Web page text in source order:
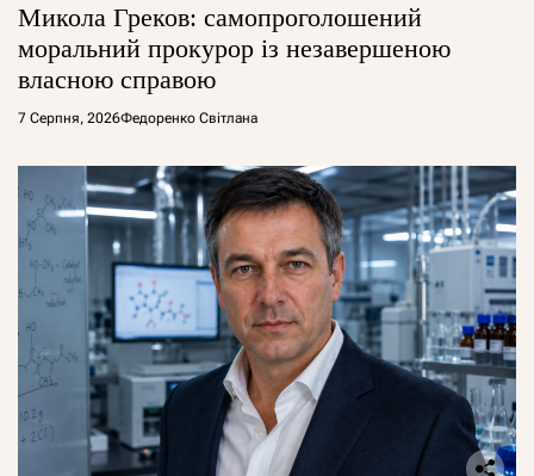
Микола Греков: самопроголошений
моральний прокурор із незавершеною
власною справою
7 Серпня, 2026Федоренко Світлана